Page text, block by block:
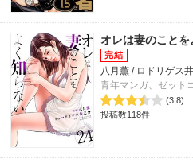
オレは妻のこと
八月薫 / ロドリゲス
青年マンガ、ゼット
(3.8)
投稿数118件